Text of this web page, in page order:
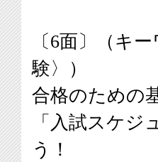
〔6面〕
（キ
験〉）
合格のための
「入試スケジ
う！